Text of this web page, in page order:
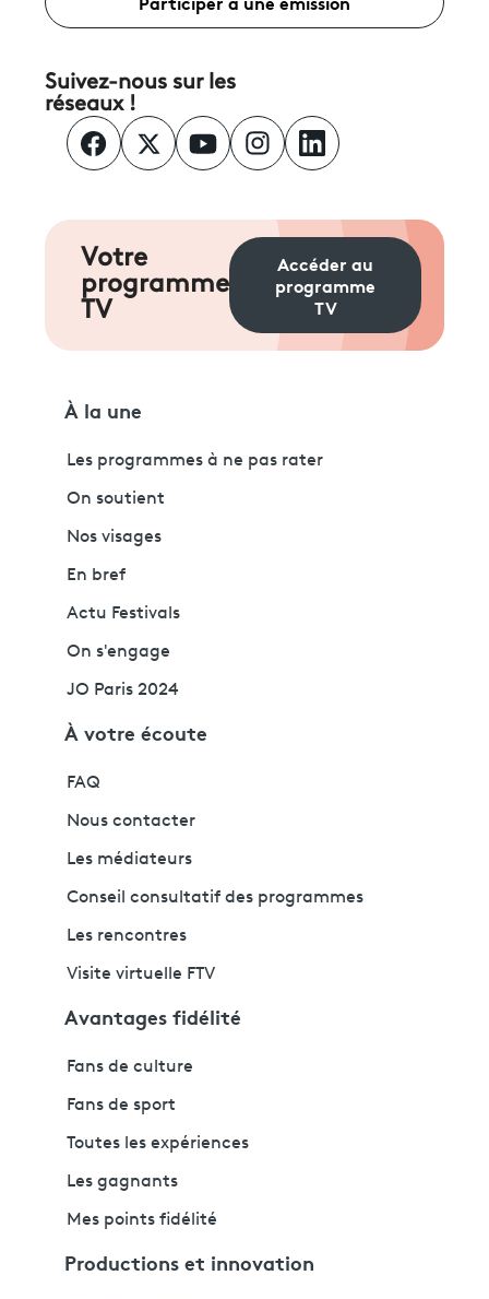
Suivez-nous sur les
réseaux !
Votre
programme
TV
Accéder au
programme
TV
À la une
Les programmes à ne pas rater
On soutient
Nos visages
En bref
Actu Festivals
On s'engage
JO Paris 2024
À votre écoute
FAQ
Nous contacter
Les médiateurs
Conseil consultatif des programmes
Les rencontres
Visite virtuelle FTV
Avantages fidélité
Fans de culture
Fans de sport
Toutes les expériences
Les gagnants
Mes points fidélité
Productions et innovation